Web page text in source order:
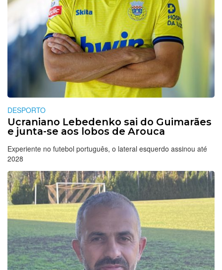
DESPORTO
Ucraniano Lebedenko sai do Guimarães
e junta-se aos lobos de Arouca
Experiente no futebol português, o lateral esquerdo assinou até
2028